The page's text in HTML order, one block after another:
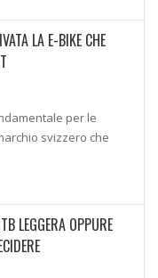
LA E-BIKE CHE
per le
svizzero che
LEGGERA OPPURE